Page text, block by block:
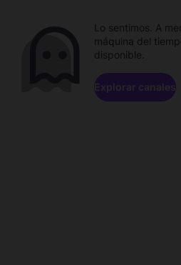
Lo sentimos. A
máquina del
disponible.
Explorar canales